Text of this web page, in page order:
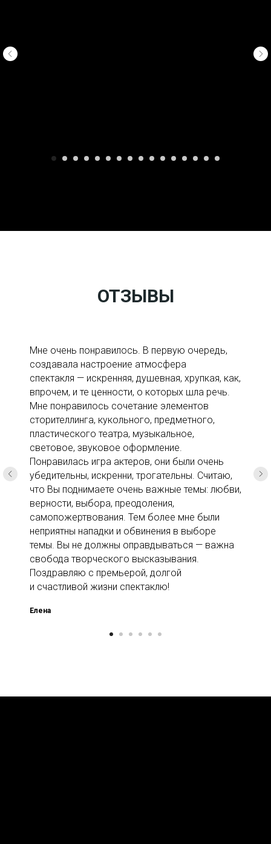
ОТЗЫВЫ
Мне очень понравилось. В первую очередь,
создавала настроение атмосфера
спектакля — искренняя, душевная, хрупкая, как,
впрочем, и те ценности, о которых шла речь.
Мне понравилось сочетание элементов
сторителлинга, кукольного, предметного,
пластического театра, музыкальное,
световое, звуковое оформление.
Понравилась игра актеров, они были очень
убедительны, искренни, трогательны. Считаю,
что Вы поднимаете очень важные темы: любви,
верности, выбора, преодоления,
самопожертвования. Тем более мне были
неприятны нападки и обвинения в выборе
темы. Вы не должны оправдываться — важна
свобода творческого высказывания.
Поздравляю с премьерой, долгой
и счастливой жизни спектаклю!
Елена